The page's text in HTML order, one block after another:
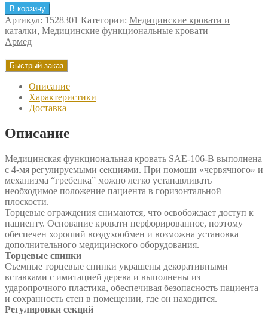
товара
Кровать
функциональная
Армед
SAE-
106-
B
В корзину
Артикул: 1528301 Категории: Медицинские кровати и
каталки, Медицинские функциональные кровати
Армед
Быстрый заказ
Описание
Характеристики
Доставка
Описание
Медицинская функциональная кровать SAE-106-B выполнена
с 4-мя регулируемыми секциями. При помощи «червячного» и
механизма “гребенка” можно легко устанавливать
необходимое положение пациента в горизонтальной
плоскости.
Торцевые ограждения снимаются, что освобождает доступ к
пациенту. Основание кровати перфорированное, поэтому
обеспечен хороший воздухообмен и возможна установка
дополнительного медицинского оборудования.
Торцевые спинки
Съемные торцевые спинки украшены декоративными
вставками с имитацией дерева и выполнены из
ударопрочного пластика, обеспечивая безопасность пациента
и сохранность стен в помещении, где он находится.
Регулировки секций